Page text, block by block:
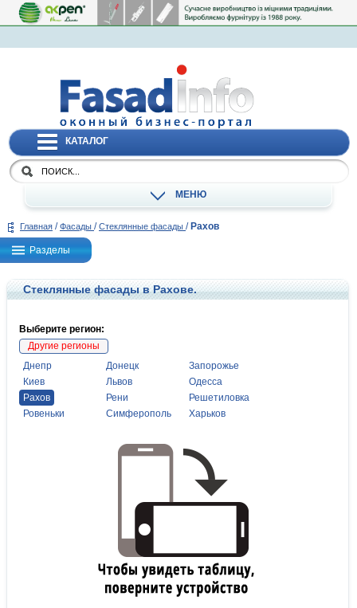
КАТАЛОГ
МЕНЮ
Главная / Фасады / Стеклянные фасады / Рахов
Разделы
Стеклянные фасады в Рахове.
Выберите регион:
Другие регионы
Днепр
Донецк
Запорожье
Киев
Львов
Одесса
Рахов
Рени
Решетиловка
Ровеньки
Симферополь Харьков